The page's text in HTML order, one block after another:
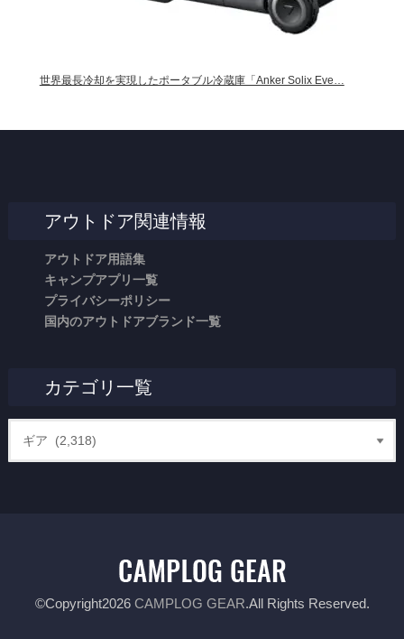
世界最長冷却を実現したポータブル冷蔵庫「Anker Solix Eve…
アウトドア関連情報
アウトドア用語集
キャンプアプリ一覧
プライバシーポリシー
国内のアウトドアブランド一覧
カテゴリ一覧
©Copyright2026 CAMPLOG GEAR.All Rights Reserved.